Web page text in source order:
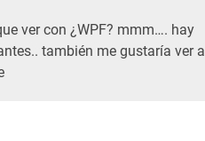
ver con ¿WPF? mmm…. hay
también me gustaría ver a